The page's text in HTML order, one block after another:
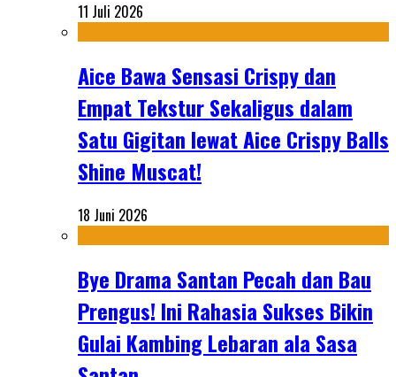
11 Juli 2026
Aice Bawa Sensasi Crispy dan
Empat Tekstur Sekaligus dalam
Satu Gigitan lewat Aice Crispy Balls
Shine Muscat!
18 Juni 2026
Bye Drama Santan Pecah dan Bau
Prengus! Ini Rahasia Sukses Bikin
Gulai Kambing Lebaran ala Sasa